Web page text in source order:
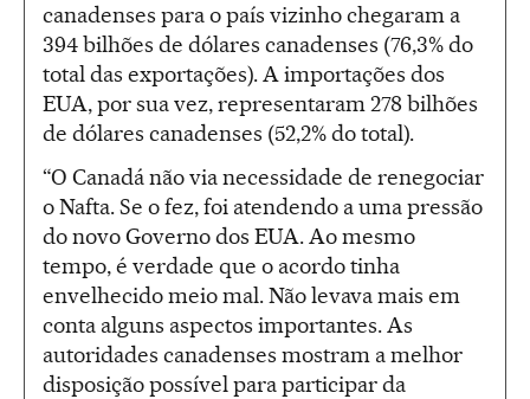
canadenses para o país vizinho chegaram a
394 bilhões de dólares canadenses (76,3% do
total das exportações). A importações dos
EUA, por sua vez, representaram 278 bilhões
de dólares canadenses (52,2% do total).
“O Canadá não via necessidade de renegociar
o Nafta. Se o fez, foi atendendo a uma pressão
do novo Governo dos EUA. Ao mesmo
tempo, é verdade que o acordo tinha
envelhecido meio mal. Não levava mais em
conta alguns aspectos importantes. As
autoridades canadenses mostram a melhor
disposição possível para participar da